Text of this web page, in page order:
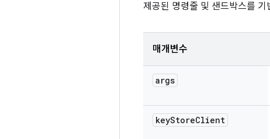
제공된 명령줄 및 샌드박스를 기
매개변수
args
keyStoreClient